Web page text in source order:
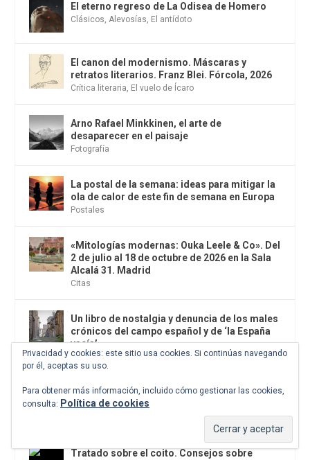
El eterno regreso de La Odisea de Homero
Clásicos,Alevosías, El antídoto
El canon del modernismo. Máscaras y
retratos literarios. Franz Blei. Fórcola, 2026
Crítica literaria, El vuelo de Ícaro
Arno Rafael Minkkinen, el arte de
desaparecer en el paisaje
Fotografía
La postal de la semana: ideas para mitigar la
ola de calor de este fin de semana en Europa
Postales
«Mitologías modernas: Ouka Leele & Co». Del
2 de julio al 18 de octubre de 2026 en la Sala
Alcalá 31. Madrid
Citas
Un libro de nostalgia y denuncia de los males
crónicos del campo español y de ‘la España
vacía’
Cuentos
En la línea del horizonte. Yihad en la Sahel.
Alberto Masegosa. Editorial UFV, 2026
Tratado sobre el coito. Consejos sobre
Privacidad y cookies: este sitio usa cookies. Si continúas navegando
por él, aceptas su uso.
Para obtener más información, incluido cómo gestionar las cookies,
consulta: Política de cookies